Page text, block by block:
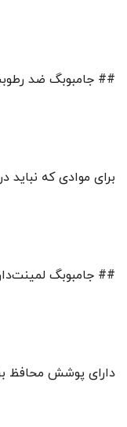
## جامبوبگ ضد
برای موادی که نباید
## جامبوبگ لمینت‌دار
دارای پوشش محافظ